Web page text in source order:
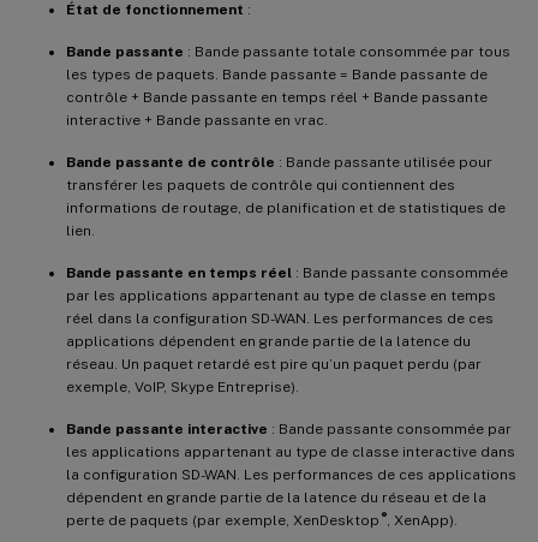
État de fonctionnement :
Bande passante : Bande passante totale consommée par tous
les types de paquets. Bande passante = Bande passante de
contrôle + Bande passante en temps réel + Bande passante
interactive + Bande passante en vrac.
Bande passante de contrôle : Bande passante utilisée pour
transférer les paquets de contrôle qui contiennent des
informations de routage, de planification et de statistiques de
lien.
Bande passante en temps réel : Bande passante consommée
par les applications appartenant au type de classe en temps
réel dans la configuration SD-WAN. Les performances de ces
applications dépendent en grande partie de la latence du
réseau. Un paquet retardé est pire qu’un paquet perdu (par
exemple, VoIP, Skype Entreprise).
Bande passante interactive : Bande passante consommée par
les applications appartenant au type de classe interactive dans
la configuration SD-WAN. Les performances de ces applications
dépendent en grande partie de la latence du réseau et de la
perte de paquets (par exemple, XenDesktop ®, XenApp).